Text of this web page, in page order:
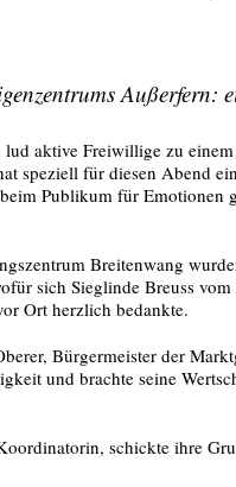
Außerfern:
aktive Freiwillige zu
speziell für diesen Abend
Publikum für Emotionen
Breitenwang
sich Sieglinde Breuss
Ort herzlich bedankte.
Bürgermeister der
und brachte seine
schickte ihre